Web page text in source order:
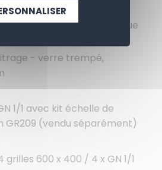
simple
électro-mécanique
- verre trempé,
1/1 avec kit échelle de
(vendu séparément)
600 x 400 / 4 x GN 1/1